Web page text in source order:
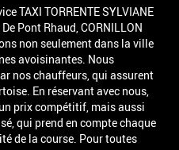
TAXI TORRENTE SYLVIANE
Pont Rhaud, CORNILLON
non seulement dans la ville
avoisinantes. Nous
nos chauffeurs, qui assurent
En réservant avec nous,
prix compétitif, mais aussi
qui prend en compte chaque
de la course. Pour toutes